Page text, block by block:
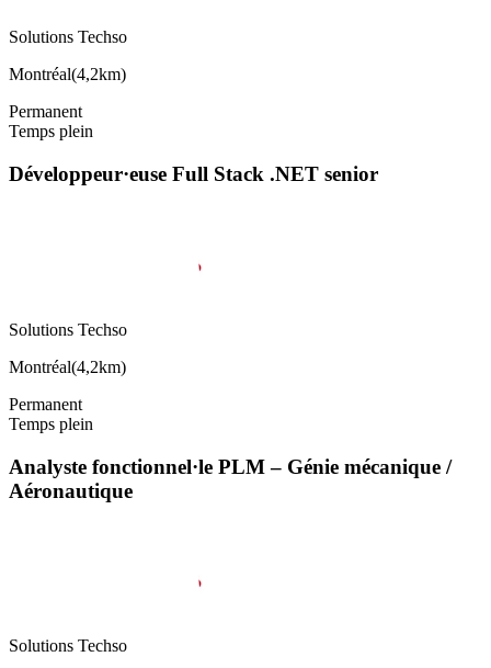
Solutions Techso
Montréal(4,2km)
Permanent
Temps plein
Développeur·euse Full Stack .NET senior
Solutions Techso
Montréal(4,2km)
Permanent
Temps plein
Analyste fonctionnel·le PLM – Génie mécanique /
Aéronautique
Solutions Techso